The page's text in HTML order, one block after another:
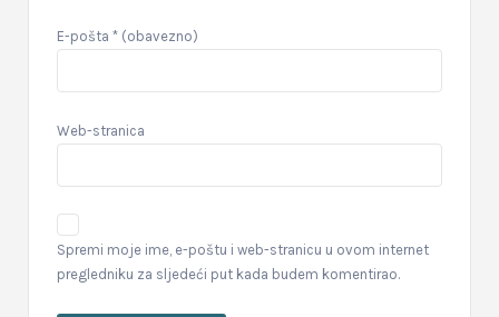
E-pošta * (obavezno)
Web-stranica
Spremi moje ime, e-poštu i web-stranicu u ovom internet
pregledniku za sljedeći put kada budem komentirao.